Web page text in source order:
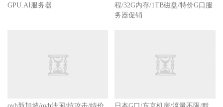
GPU.AI服务器
程/32G内存/1TB磁盘/特价G口服
务器促销